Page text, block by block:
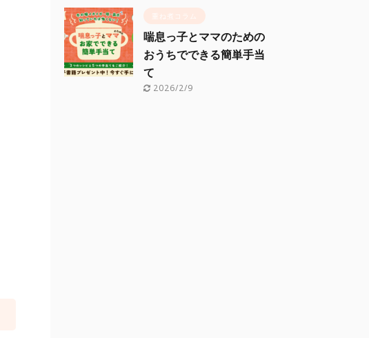
重ね煮コラム
喘息っ子とママのための
おうちでできる簡単手当
て
2026/2/9